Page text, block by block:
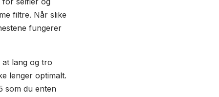
filtre. Når slike
fungerer
lang og tro
lenger optimalt.
som du enten